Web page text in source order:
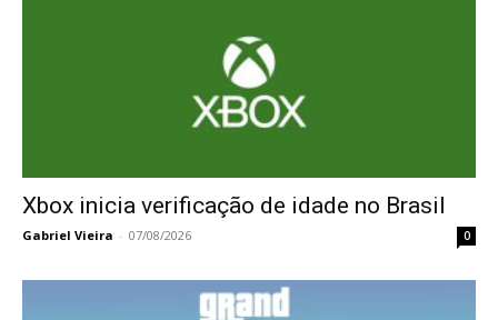
Xbox inicia verificação de idade no Brasil
Gabriel Vieira - 07/08/2026 0